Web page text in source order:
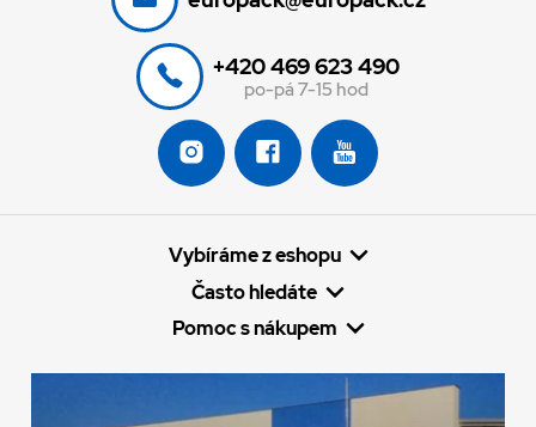
+420 469 623 490
po-pá 7-15 hod
Vybíráme z eshopu
Často hledáte
Pomoc s nákupem